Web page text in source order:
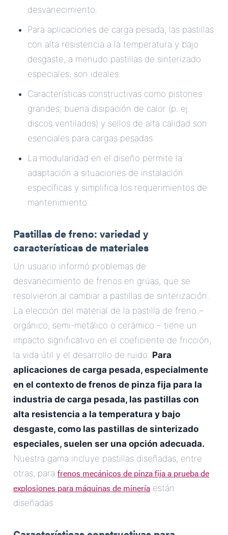
desvanecimiento.
Para aplicaciones de carga pesada, las pastillas
con alta resistencia a la temperatura y bajo
desgaste, a menudo pastillas de sinterizado
especiales, son ideales.
Características constructivas como pistones
grandes, buena disipación de calor (p. ej.
discos ventilados) y sellos de alta calidad son
esenciales para cargas pesadas.
La modularidad en el diseño permite la
adaptación a situaciones de instalación
específicas y simplifica los requerimientos de
mantenimiento.
Pastillas de freno: variedad y
características de materiales
Un usuario informó problemas de
desvanecimiento de frenos en grúas, que se
resolvieron al cambiar a pastillas de sinterización.
La elección del material de la pastilla de freno –
orgánico, semi-metálico o cerámico – tiene un
impacto significativo en el coeficiente de fricción,
la vida útil y el desarrollo de ruido. Para
aplicaciones de carga pesada, especialmente
en el contexto de frenos de pinza fija para la
industria de carga pesada, las pastillas con
alta resistencia a la temperatura y bajo
desgaste, como las pastillas de sinterizado
especiales, suelen ser una opción adecuada.
Nuestra gama incluye pastillas diseñadas, entre
otras, para frenos mecánicos de pinza fija a prueba de
explosiones para máquinas de minería están
diseñadas.